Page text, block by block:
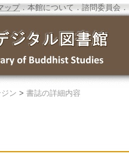
ップ．本館について ． 諮問委員会 ．
ン > 書誌の詳細内容